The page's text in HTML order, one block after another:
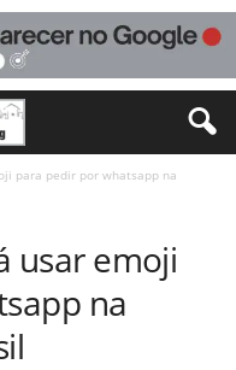
para pedir por whatsapp na
usar emoji
na